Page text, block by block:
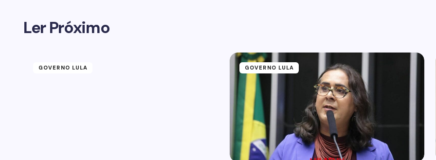
Ler Próximo
GOVERNO LULA GOVERNO LULA